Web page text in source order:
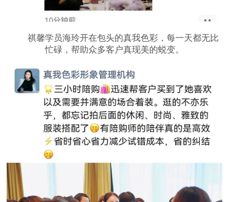
祺馨学员海玲开在包头的真我色彩，每一天都无比
忙碌，帮助众多客户真现美的蜕变。